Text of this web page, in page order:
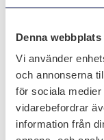
Denna
Vi använder
och annonserna
för sociala
vidarebefordrar
information från